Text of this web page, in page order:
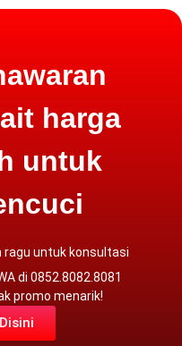
harga
untuk
ragu untuk konsultasi
di 0852.8082.8081
promo menarik!